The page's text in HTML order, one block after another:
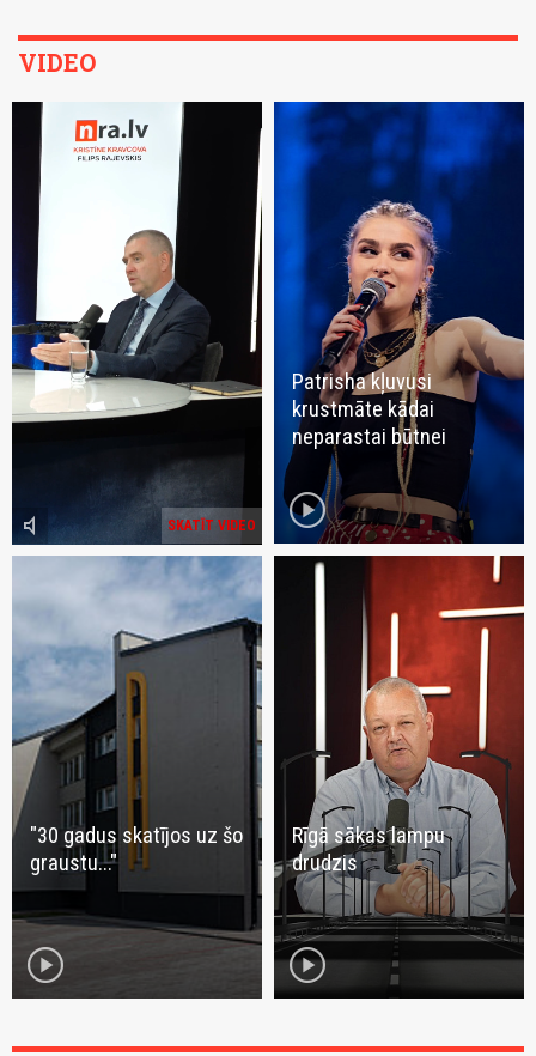
VIDEO
SKATĪT VIDEO
volume_mute
Patrisha kļuvusi
krustmāte kādai
neparastai būtnei
play_circle
"30 gadus skatījos uz šo
graustu..."
play_circle
Rīgā sākas lampu
drudzis
play_circle